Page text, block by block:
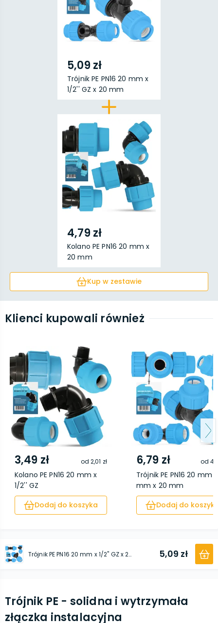
5,09 zł
Trójnik PE PN16 20 mm x
1/2'' GZ x 20 mm
4,79 zł
Kolano PE PN16 20 mm x
20 mm
Kup w zestawie
Klienci kupowali również
3,49 zł od2,01 zł
Kolano PE PN16 20 mm x
1/2'' GZ
Dodaj do koszyka
6,79 zł od
Trójnik PE PN16 20 mm
mm x 20 mm
Dodaj do
Trójnik PE PN16 20 mm x 1/2'' GZ x 20 mm 5,09 zł
Trójnik PE - solidna i wytrzymała
złączka instalacyjna